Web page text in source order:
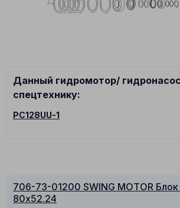
Данный гидромотор/
спецтехнику:
PC128UU-1
706-73-01200 SWING MOTOR
80x52.24